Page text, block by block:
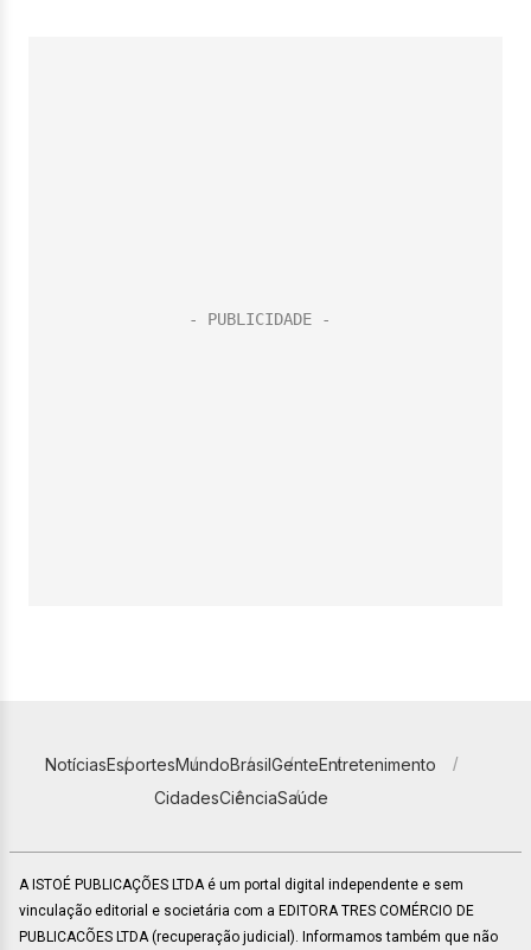
NotíciasEsportesMundoBrasilGenteEntretenimento
CidadesCiênciaSaúde
A ISTOÉ PUBLICAÇÕES LTDA é um portal digital independente e sem
vinculação editorial e societária com a EDITORA TRES COMÉRCIO DE
PUBLICACÕES LTDA (recuperação judicial). Informamos também que não